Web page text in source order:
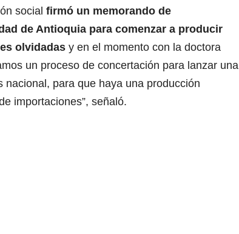
social firmó un memorando de
de Antioquia para comenzar a producir
olvidadas y en el momento con la doctora
un proceso de concertación para lanzar una
nacional, para que haya una producción
importaciones”, señaló.